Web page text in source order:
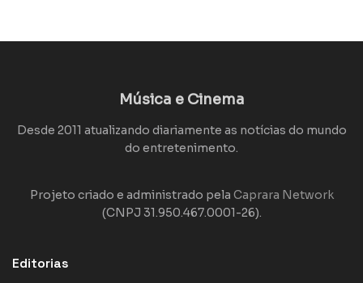
Música e Cinema
Desde 2011 atualizando diariamente as notícias do mundo
do entretenimento.
Projeto criado e administrado pela Caprara Network
(CNPJ 31.950.467.0001-26).
Editorias